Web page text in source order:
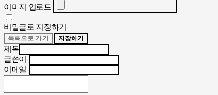
이미지 업로드
비밀글로 지정하기
목록으로 가기 저장하기
제목
글쓴이
이메일